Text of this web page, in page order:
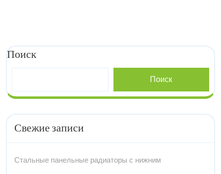
Поиск
Поиск
Свежие записи
Стальные панельные радиаторы с нижним